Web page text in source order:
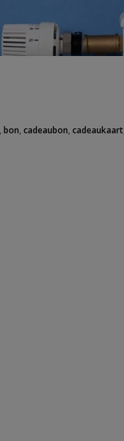
,bon ,cadeaubon ,cadeaukaart